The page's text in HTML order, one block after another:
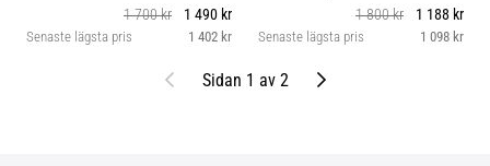
1 700 kr
1 490 kr
Senaste lägsta pris 1 402 kr
1 800 kr
1 188 kr
Senaste lägsta pris 1 098 kr
Föregående
Sidan 1 av 2 Nästa